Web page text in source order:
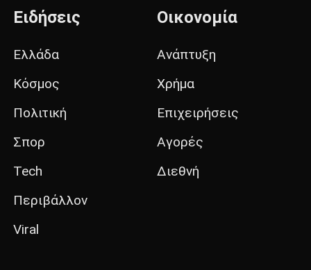
Ειδήσεις
Ελλάδα
Κόσμος
Πολιτική
Σπορ
Tech
Περιβάλλον
Viral
Οικονομία
Ανάπτυξη
Χρήμα
Επιχειρήσεις
Αγορές
Διεθνή